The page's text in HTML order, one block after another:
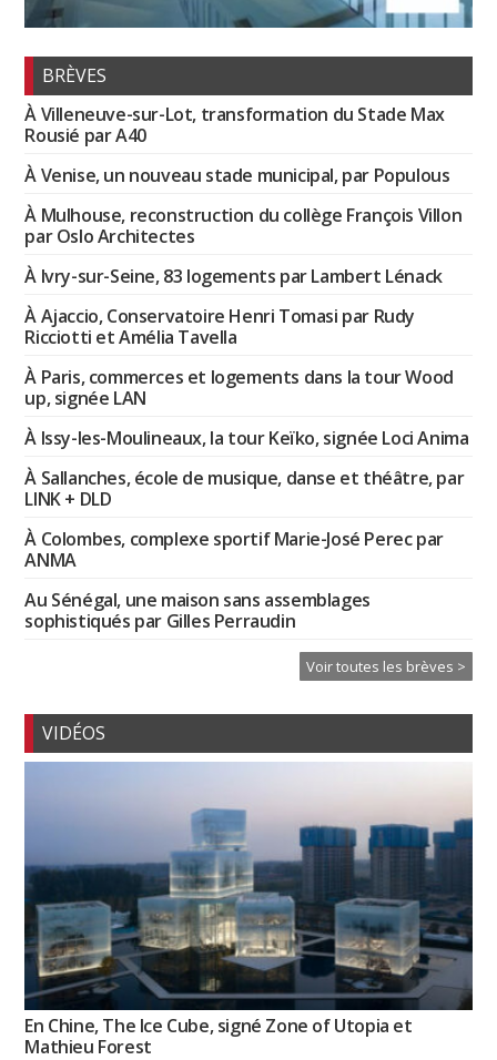
BRÈVES
À Villeneuve-sur-Lot, transformation du Stade Max
Rousié par A40
À Venise, un nouveau stade municipal, par Populous
À Mulhouse, reconstruction du collège François Villon
par Oslo Architectes
À Ivry-sur-Seine, 83 logements par Lambert Lénack
À Ajaccio, Conservatoire Henri Tomasi par Rudy
Ricciotti et Amélia Tavella
À Paris, commerces et logements dans la tour Wood
up, signée LAN
À Issy-les-Moulineaux, la tour Keïko, signée Loci Anima
À Sallanches, école de musique, danse et théâtre, par
LINK + DLD
À Colombes, complexe sportif Marie-José Perec par
ANMA
Au Sénégal, une maison sans assemblages
sophistiqués par Gilles Perraudin
Voir toutes les brèves >
VIDÉOS
En Chine, The Ice Cube, signé Zone of Utopia et
Mathieu Forest